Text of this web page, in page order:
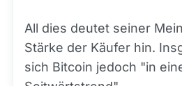
All dies deutet seiner
Stärke der Käufer hin.
sich Bitcoin jedoch "in